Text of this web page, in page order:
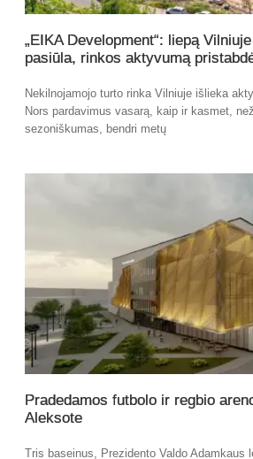
„EIKA Development“: liepą
pasiūla, rinkos aktyvumą
Nekilnojamojo turto rinka Vilniuje išlieka
Nors pardavimus vasarą, kaip ir kasmet,
sezoniškumas, bendri metų
Pradedamos futbolo ir regbio
Aleksote
Tris baseinus, Prezidento Valdo Adamkaus